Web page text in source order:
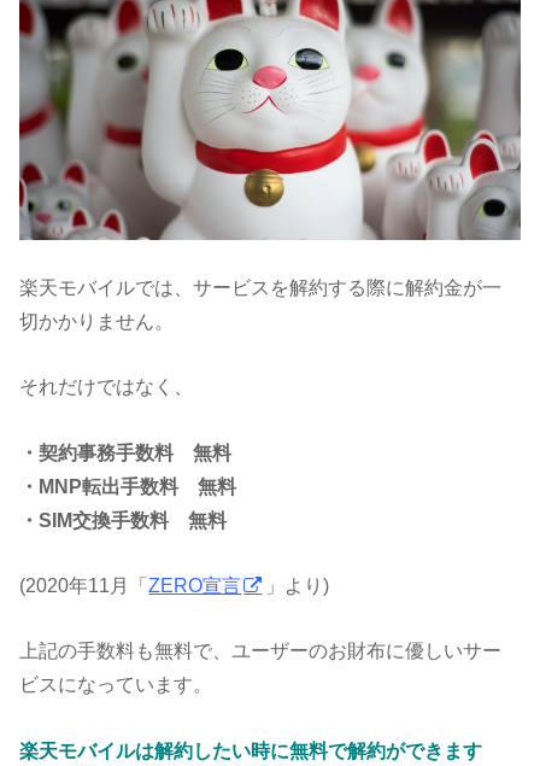
楽天モバイルでは、サービスを解約する際に解約金が一
切かかりません。
それだけではなく、
・契約事務手数料 無料
・MNP転出手数料 無料
・SIM交換手数料 無料
(2020年11月「ZERO宣言 」より)
上記の手数料も無料で、ユーザーのお財布に優しいサー
ビスになっています。
楽天モバイルは解約したい時に無料で解約ができます